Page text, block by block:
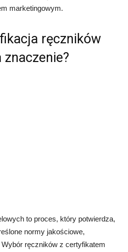
marketingowym.
ręczników
to proces, który potwierdza,
normy jakościowe,
ręczników z certyfikatem